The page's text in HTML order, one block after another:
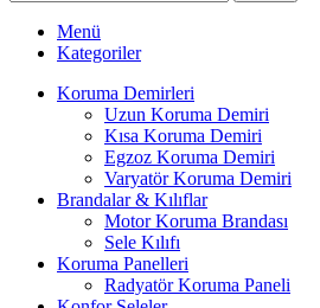
Menü
Kategoriler
Koruma Demirleri
Uzun Koruma Demiri
Kısa Koruma Demiri
Egzoz Koruma Demiri
Varyatör Koruma Demiri
Brandalar & Kılıflar
Motor Koruma Brandası
Sele Kılıfı
Koruma Panelleri
Radyatör Koruma Paneli